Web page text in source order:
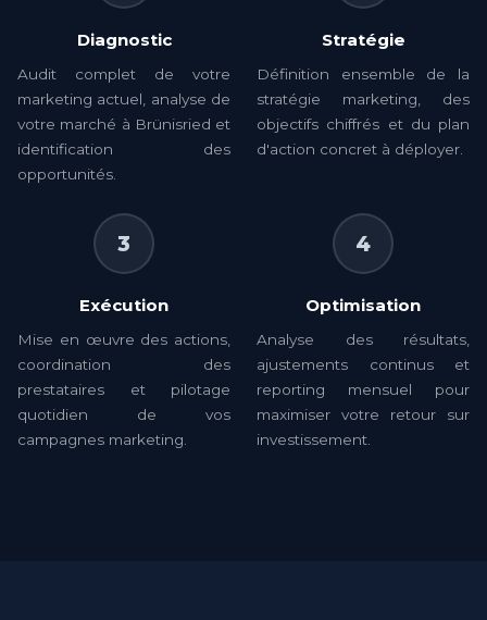
Diagnostic
Audit complet de votre
marketing actuel, analyse de
votre marché à Brünisried et
identification des
opportunités.
Stratégie
Définition ensemble de la
stratégie marketing, des
objectifs chiffrés et du plan
d'action concret à déployer.
3
Exécution
Mise en œuvre des actions,
coordination des
prestataires et pilotage
quotidien de vos
campagnes marketing.
4
Optimisation
Analyse des résultats,
ajustements continus et
reporting mensuel pour
maximiser votre retour sur
investissement.